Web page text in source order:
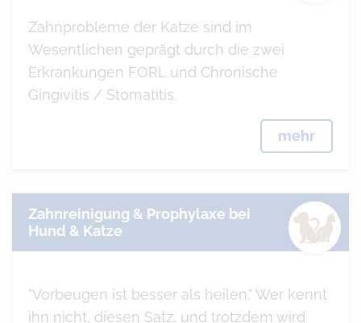
Zahnprobleme der Katze sind im
Wesentlichen geprägt durch die zwei
Erkrankungen FORL und Chronische
Gingivitis / Stomatitis.
mehr
Zahnreinigung & Prophylaxe bei
Hund & Katze
"Vorbeugen ist besser als heilen." Wer kennt
ihn nicht, diesen Satz, und trotzdem wird